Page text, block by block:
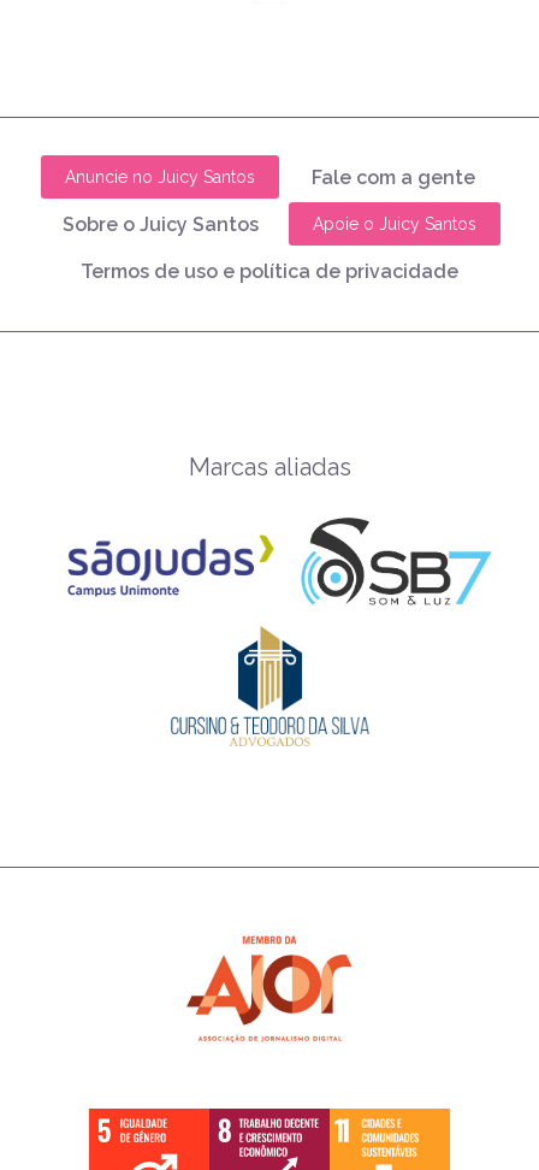
Anuncie no Juicy Santos Fale com a gente
Sobre o Juicy Santos Apoie o Juicy Santos
Termos de uso e política de privacidade
Marcas aliadas